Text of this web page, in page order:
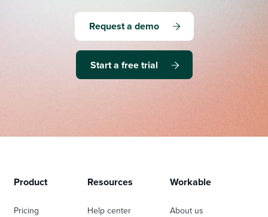
Request a demo
Start a free trial
Product
Pricing
Resources
Help center
Workable
About us